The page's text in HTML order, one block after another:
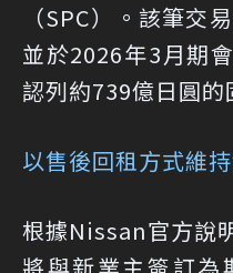
（SPC）。該筆交
並於2026年3月期
認列約739億日圓的
以售後回租方式維
根據Nissan官方說